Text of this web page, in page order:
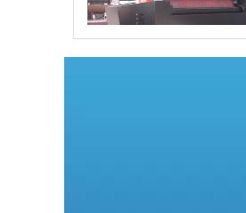
В качестве инструмента